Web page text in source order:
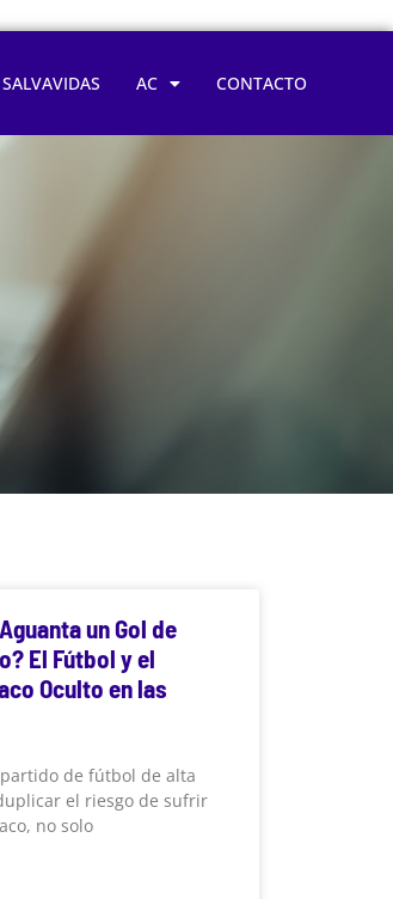
AC CONTACTO
un Gol de
El Fútbol y el
Oculto en las
de fútbol de alta
el riesgo de sufrir
no solo